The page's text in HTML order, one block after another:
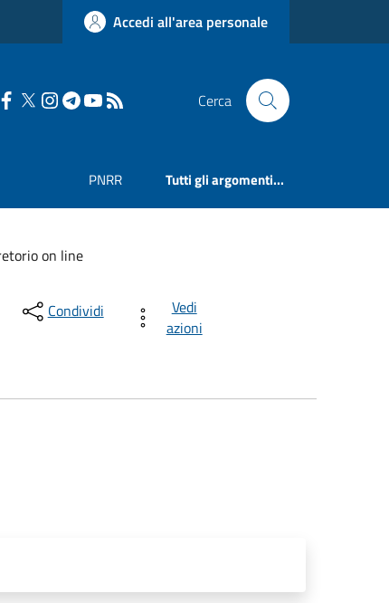
Accedi all'area personale
Cerca
PNRR Tutti gli argomenti...
on line
Condividi
Vedi
azioni